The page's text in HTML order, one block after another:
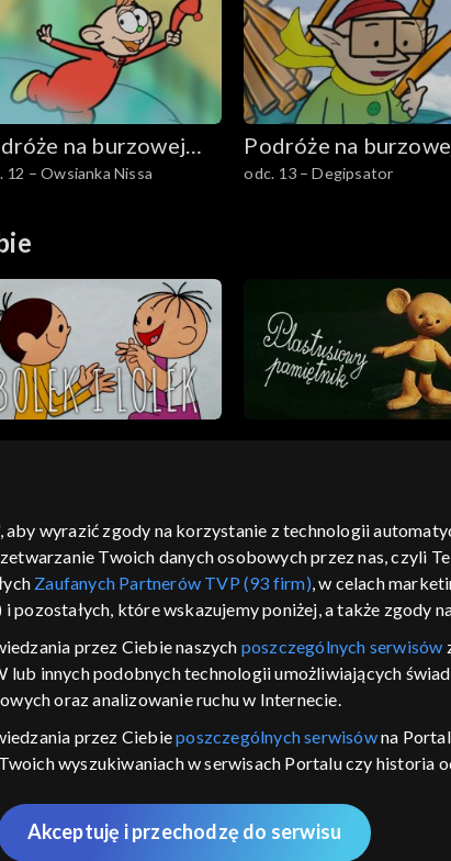
na burzowej
12 – Owsianka Nissa
Podróże na
chmurze
odc. 13 – Degipsator
SIĘ SPOZA POLSKI
to Stany Zjednoczone ,
tytułów na platformie TVP
możesz obejrzeć.
prywatności moje zgody pomoc kontakt
wyrazić zgody na korzystanie z technologii
Twoich danych osobowych przez nas, czyli
Zaufanych Partnerów TVP (93 firm), w celach
pozostałych, które wskazujemy poniżej, a także zgody
przez Ciebie naszych poszczególnych serwisów
innych podobnych technologii umożliwiających
oraz analizowanie ruchu w Internecie.
przez Ciebieposzczególnych serwisówna
wyszukiwaniach w serwisach Portalu czy historia
profilu spersonalizowanych reklam, tworzenia profilu
stosowania badań rynkowych w celu generowania
Akceptuję i przechodzę do serwisu